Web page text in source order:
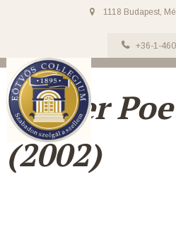
1118 Budapest,
+36-1-
Penser
(2002)